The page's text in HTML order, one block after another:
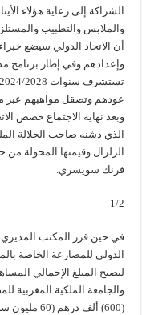
الشراكة إلى رعاية هؤلاء
والملابس والتطبيب
أن الاتحاد الدولي سيضع
وإعدادهم وفي إطار برنامج
عودهم وتصقل مواهبهم عبر
وبعد نهاية الاجتماع خصص
الذي دشنه صاحب الجلالة
فرنك سويسري.
1/2
في حين قرر المكتب
ليصبح المبلغ الإجمالي
والجامعة الملكية المغربية
(600) ألف درهم (60 مليون سنتم).